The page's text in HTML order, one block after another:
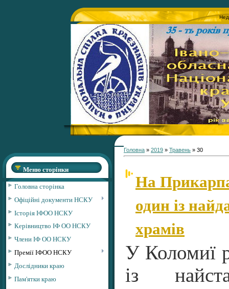
Меню сторінки
Головна сторінка
Офіційні документи НСКУ
Історія ІФОО НСКУ
Керівництво ІФ ОО НСКУ
Члени ІФ ОО НСКУ
Премії ІФОО НСКУ
Дослідники краю
Пам'ятки краю
Головна » 2019 » Травень » 30
На
один із
храмів
У Коломиї
із